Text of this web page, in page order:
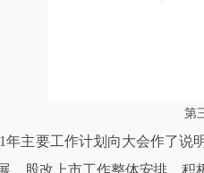
第
年主要工作计划向大会作了说
、股改上市工作整体安排，